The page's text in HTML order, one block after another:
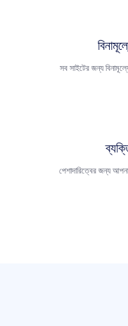
সব সাইটের জন্য
পেশাদারিত্বের জন্য